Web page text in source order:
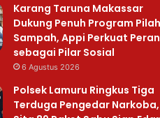
Karang Taruna Makassar
Dukung Penuh Program Pilah
Sampah, Appi Perkuat Peran
sebagai Pilar Sosial
6 Agustus 2026
Polsek Lamuru Ringkus Tiga
Terduga Pengedar Narkoba,